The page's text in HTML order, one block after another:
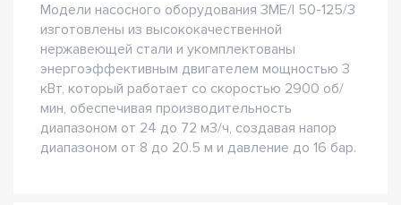
Модели насосного оборудования 3ME/I 50-125/3
изготовлены из высококачественной
нержавеющей стали и укомплектованы
энергоэффективным двигателем мощностью 3
кВт, который работает со скоростью 2900 об/
мин, обеспечивая производительность
диапазоном от 24 до 72 м3/ч, создавая напор
диапазоном от 8 до 20.5 м и давление до 16 бар.